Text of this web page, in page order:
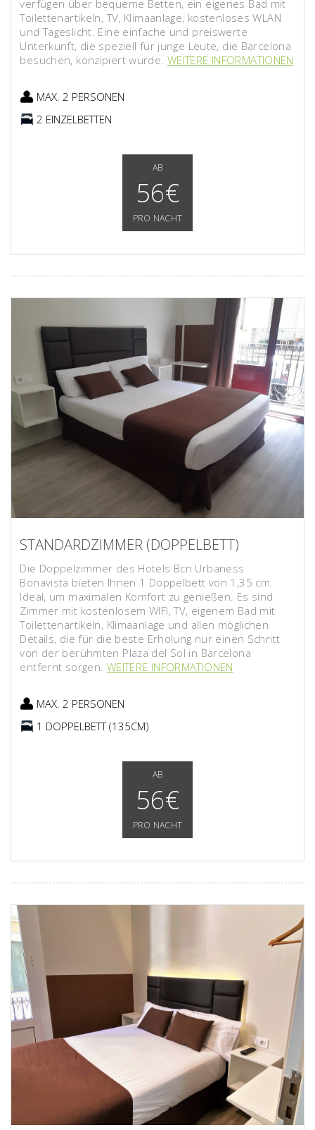
verfügen über bequeme Betten, ein eigenes Bad mit
Toilettenartikeln, TV, Klimaanlage, kostenloses WLAN
und Tageslicht. Eine einfache und preiswerte
Unterkunft, die speziell für junge Leute, die Barcelona
besuchen, konzipiert wurde. WEITERE INFORMATIONEN
MAX. 2 PERSONEN
2 EINZELBETTEN
AB
56€
PRO NACHT
STANDARDZIMMER (DOPPELBETT)
Die Doppelzimmer des Hotels Bcn Urbaness
Bonavista bieten Ihnen 1 Doppelbett von 1,35 cm.
Ideal, um maximalen Komfort zu genießen. Es sind
Zimmer mit kostenlosem WIFI, TV, eigenem Bad mit
Toilettenartikeln, Klimaanlage und allen möglichen
Details, die für die beste Erholung nur einen Schritt
von der berühmten Plaza del Sol in Barcelona
entfernt sorgen. WEITERE INFORMATIONEN
MAX. 2 PERSONEN
1 DOPPELBETT (135CM)
AB
56€
PRO NACHT